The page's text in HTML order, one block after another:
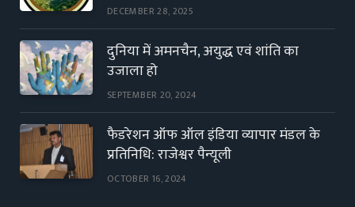
DECEMBER 28, 2025
दुनिया में अमनचैन, अयुद्ध एवं शांति का
उजाला हो
SEPTEMBER 20, 2024
फैडरेशन ऑफ ऑल इंडिया व्यापार मंडल के
प्रतिनिधि: राजेश्वर पैन्यूली
OCTOBER 16, 2024